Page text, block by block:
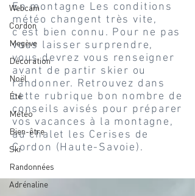
Webcam
Cordon
Megève
Décoration
Noël
Été
Météo
Bien-être
Ski
Randonnées
Adrénaline
En montagne Les conditions
météo changent très vite,
c’est bien connu. Pour ne pas
vous laisser surprendre,
vous devrez vous renseigner
avant de partir skier ou
randonner. Retrouvez dans
cette rubrique bon nombre de
conseils avisés pour préparer
vos vacances à la montagne,
au chalet les Cerises de
Cordon (Haute-Savoie).